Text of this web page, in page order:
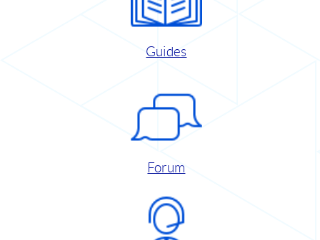
Guides
Forum